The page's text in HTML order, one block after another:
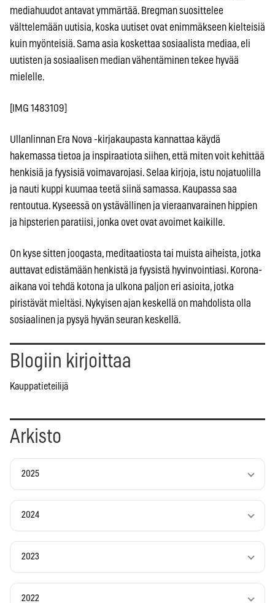
mediahuudot antavat ymmärtää. Bregman suosittelee
välttelemään uutisia, koska uutiset ovat enimmäkseen kielteisiä
kuin myönteisiä. Sama asia koskettaa sosiaalista mediaa, eli
uutisten ja sosiaalisen median vähentäminen tekee hyvää
mielelle.
[IMG 1483109]
Ullanlinnan Era Nova -kirjakaupasta kannattaa käydä
hakemassa tietoa ja inspiraatiota siihen, että miten voit kehittää
henkisiä ja fyysisiä voimavarojasi. Selaa kirjoja, istu nojatuolilla
ja nauti kuppi kuumaa teetä siinä samassa. Kaupassa saa
rentoutua. Kyseessä on ystävällinen ja vieraanvarainen hippien
ja hipsterien paratiisi, jonka ovet ovat avoimet kaikille.
On kyse sitten joogasta, meditaatiosta tai muista aiheista, jotka
auttavat edistämään henkistä ja fyysistä hyvinvointiasi. Korona-
aikana voi tehdä kotona ja ulkona paljon eri asioita, jotka
piristävät mieltäsi. Nykyisen ajan keskellä on mahdolista olla
sosiaalinen ja pysyä hyvän seuran keskellä.
Blogiin kirjoittaa
Kauppatieteilijä
Arkisto
2025
2024
2023
2022